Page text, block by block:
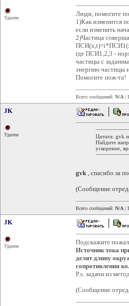
Удален
Люди, помогите
1)Как изменится
если изменить
2)Частица
где ПСИ1,2,3 -
частицы с
энергию частицы
Помогите пож-та!
Всего сообщений: N/A |
JK
Удален
Цитата: gvk
Найдите
ускорение,
gvk , спасибо за
(Сообщение
Всего сообщений: N/A |
JK
Удален
Подскажите
Источник тока
делят длину
сопротивления
P.s. задачи из
(Сообщение